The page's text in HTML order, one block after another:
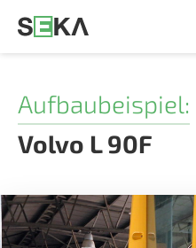
Aufbaubeispiel:
Volvo L 90F